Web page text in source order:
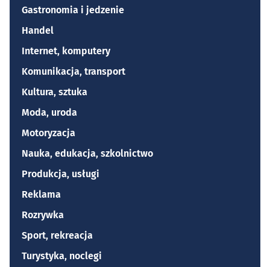
Gastronomia i jedzenie
Handel
Internet, komputery
Komunikacja, transport
Kultura, sztuka
Moda, uroda
Motoryzacja
Nauka, edukacja, szkolnictwo
Produkcja, usługi
Reklama
Rozrywka
Sport, rekreacja
Turystyka, noclegi